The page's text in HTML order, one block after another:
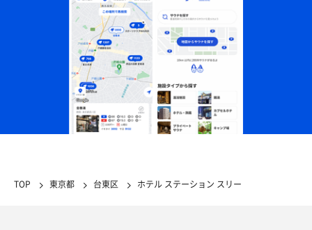
TOP 東京都 台東区 ホテル ステーション スリー